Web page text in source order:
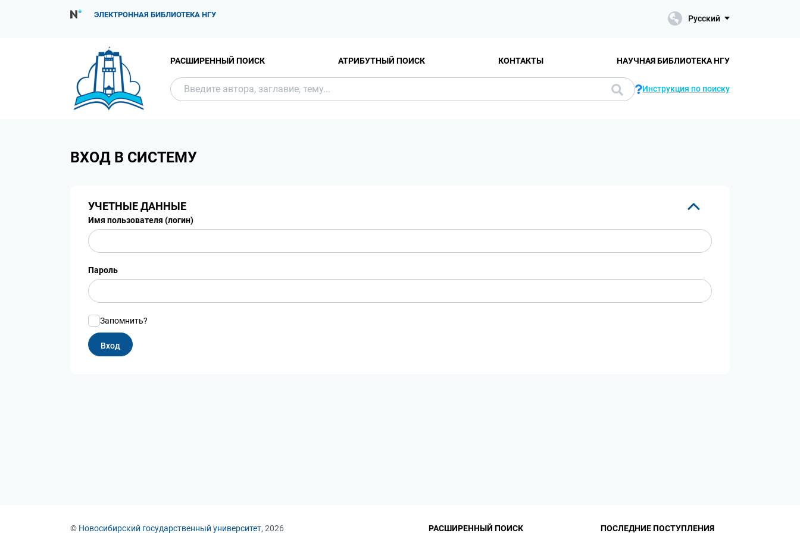
ЭЛЕКТРОННАЯ БИБЛИОТЕКА НГУ Русский
РАСШИРЕННЫЙ ПОИСК АТРИБУТНЫЙ ПОИСК КОНТАКТЫ НАУЧНАЯ БИБЛИОТЕКА НГУ
Инструкция по поиску
ВХОД В СИСТЕМУ
УЧЕТНЫЕ ДАННЫЕ
Имя пользователя (логин)
Пароль
Запомнить?
© Новосибирский государственный университет, 2026 РАСШИРЕННЫЙ ПОИСК ПОСЛЕДНИЕ ПОСТУПЛЕНИЯ